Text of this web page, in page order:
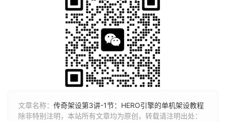
文章名称： 传奇架设第3讲-1节：HERO引擎的单机架设教程
除非特别注明，本站所有文章均为原创，转载请注明出处：